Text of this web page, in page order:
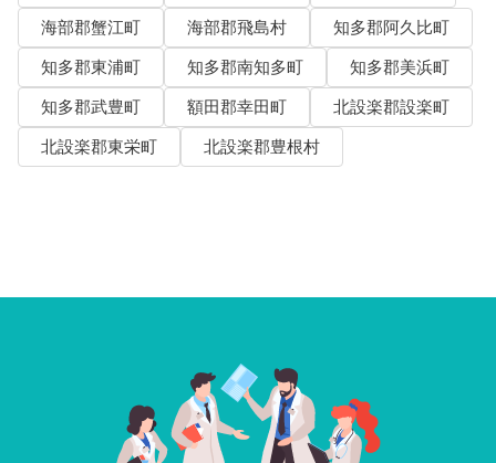
海部郡蟹江町
海部郡飛島村
知多郡阿久比町
知多郡東浦町
知多郡南知多町
知多郡美浜町
知多郡武豊町
額田郡幸田町
北設楽郡設楽町
北設楽郡東栄町
北設楽郡豊根村